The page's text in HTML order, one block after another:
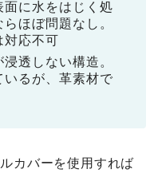
面に水をはじく処
ほぼ問題なし。
対応不可
浸透しない構造。
るが、革素材で
カバーを使用すれば